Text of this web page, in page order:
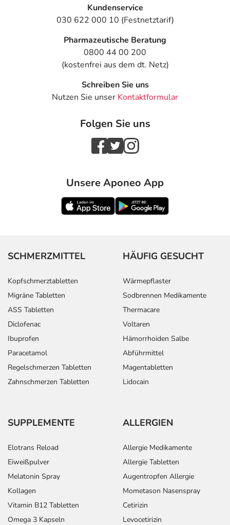
Kundenservice
030 622 000 10 (Festnetztarif)
Pharmazeutische Beratung
0800 44 00 200
(kostenfrei aus dem dt. Netz)
Schreiben Sie uns
Nutzen Sie unser Kontaktformular
Folgen Sie uns
Unsere Aponeo App
SCHMERZMITTEL
Kopfschmerztabletten
Migräne Tabletten
ASS Tabletten
Diclofenac
Ibuprofen
Paracetamol
Regelschmerzen Tabletten
Zahnschmerzen Tabletten
HÄUFIG GESUCHT
Wärmepflaster
Sodbrennen Medikamente
Thermacare
Voltaren
Hämorrhoiden Salbe
Abführmittel
Magentabletten
Lidocain
SUPPLEMENTE
Elotrans Reload
Eiweißpulver
Melatonin Spray
Kollagen
Vitamin B12 Tabletten
Omega 3 Kapseln
ALLERGIEN
Allergie Medikamente
Allergie Tabletten
Augentropfen Allergie
Mometason Nasenspray
Cetirizin
Levocetirizin